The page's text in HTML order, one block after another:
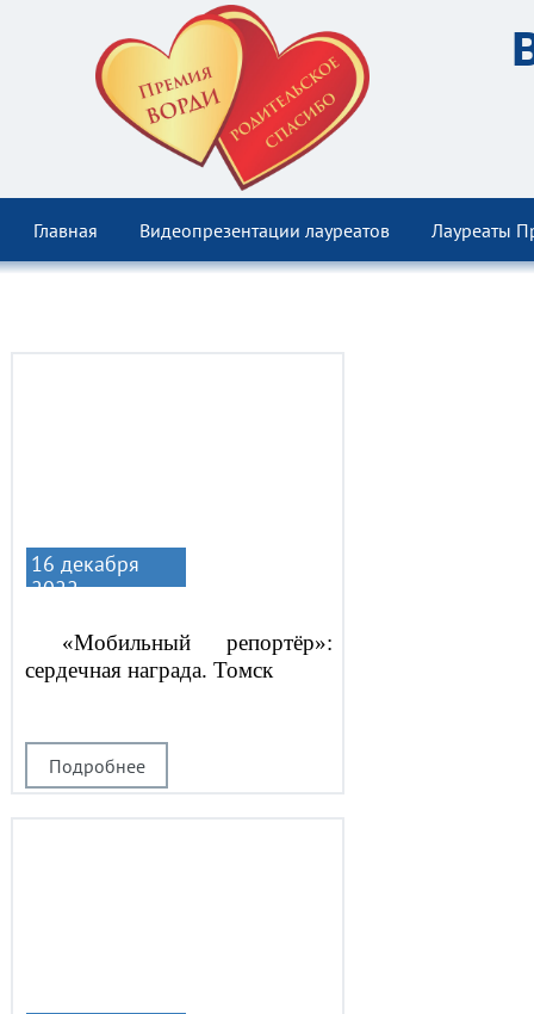
Главная Видеопрезентации лауреатов Лауреаты
Подробнее
«Мобильный репортёр»:
сердечная награда. Томск
16 декабря
2022